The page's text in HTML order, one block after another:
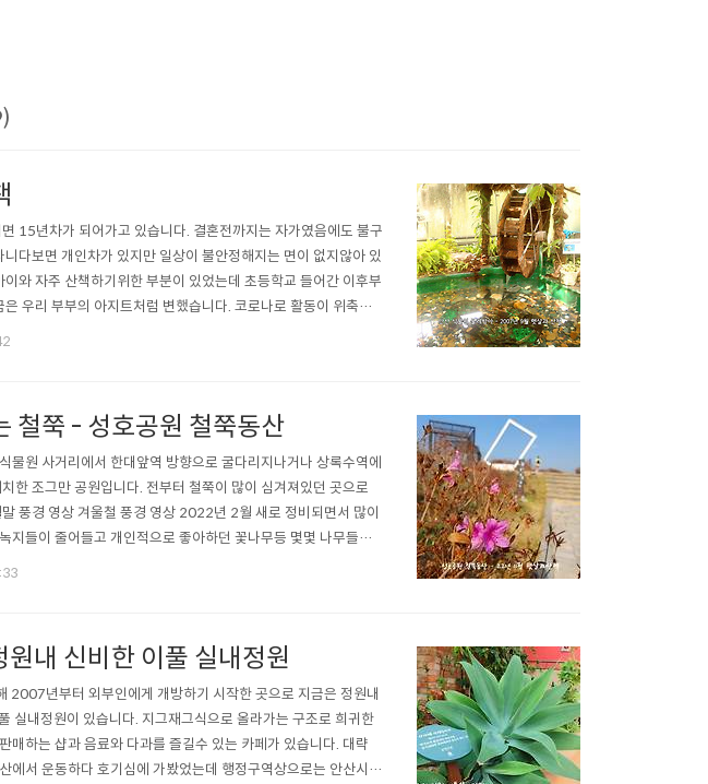
15년차가 되어가고 있습니다. 결혼전까지는 자가였음에도 불구
다보면 개인차가 있지만 일상이 불안정해지는 면이 없지않아 있
와 자주 산책하기위한 부분이 있었는데 초등학교 들어간 이후부
우리 부부의 아지트처럼 변했습니다. 코로나로 활동이 위축된
. 2021년 12월 성호공원 산책 영상 안산 식물원 열대관에 있었
철쭉 - 성호공원 철쭉동산
물원 사거리에서 한대앞역 방향으로 굴다리지나거나 상록수역에
한 조그만 공원입니다. 전부터 철쭉이 많이 심겨져있던 곳으로
풍경 영상 겨울철 풍경 영상 2022년 2월 새로 정비되면서 많이
지들이 줄어들고 개인적으로 좋아하던 꽃나무등 몇몇 나무들이
선된 현재의 모습이 더욱 좋다고 할수있습니다. 이전 철쭉동산
내 신비한 이풀 실내정원
년부터 외부인에게 개방하기 시작한 곳으로 지금은 정원내
실내정원이 있습니다. 지그재그식으로 올라가는 구조로 희귀한
매하는 샵과 음료와 다과를 즐길수 있는 카페가 있습니다. 대략
에서 운동하다 호기심에 가봤었는데 행정구역상으로는 안산시